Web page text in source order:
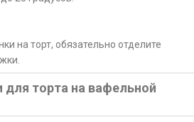
на торт, обязательно отделите
для торта на вафельной